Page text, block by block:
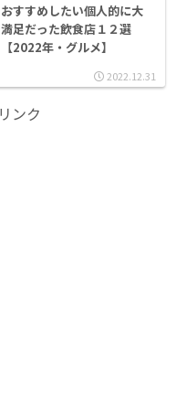
おすすめしたい個人的に大
満足だった飲食店１２選
【2022年・グルメ】
2022.12.31
ンク